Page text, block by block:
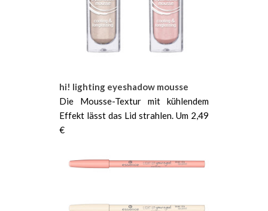
hi! lighting eyeshadow mousse
Die Mousse-Textur mit kühlendem
Effekt lässt das Lid strahlen. Um 2,49
€